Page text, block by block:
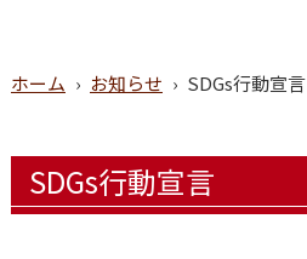
ホーム › お知らせ › SDGs行動宣言
SDGs行動宣言